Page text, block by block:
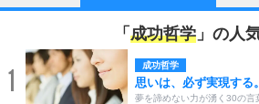
「 成功哲学 」の人
1 成功哲学
思いは、必ず実現する。
夢を諦めない力が湧く30の言